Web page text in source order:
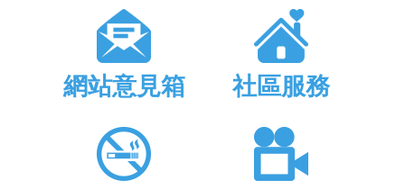
網站意見箱 社區服務